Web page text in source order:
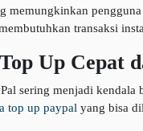
memungkinkan
transaksi
Up Cepat
sering menjadi kendala
top up paypal yang bisa